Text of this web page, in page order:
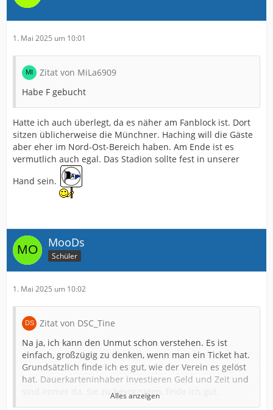
1. Mai 2025 um 10:01
Zitat von MiLa6909
Habe F gebucht
Hatte ich auch überlegt, da es näher am Fanblock ist. Dort
sitzen üblicherweise die Münchner. Haching will die Gäste
aber eher im Nord-Ost-Bereich haben. Am Ende ist es
vermutlich auch egal. Das Stadion sollte fest in unserer
Hand sein.
MooDs
Schüler
1. Mai 2025 um 10:02
Zitat von DSC_Tine
Na ja, ich kann den Unmut schon verstehen. Es ist
einfach, großzügig zu denken, wenn man ein Ticket hat.
Grundsätzlich finde ich es gut, wie der Verein es gelöst
hat. Dauerkarteninhaber investieren Geld und Zeit und
sind immer da. Sie zu bevorzugen, finde ich gut.
Allerdings wohne ich auch im Umfeld und hätte
Alles anzeigen